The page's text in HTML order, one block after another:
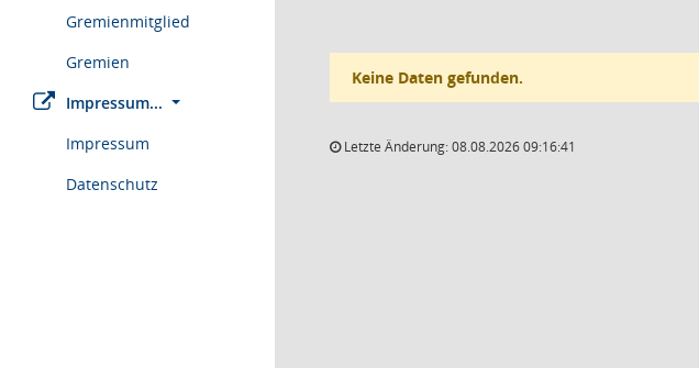
Gremienmitglied
Gremien
Impressum...
Impressum
Datenschutz
Keine Daten gefunden.
Letzte Änderung: 08.08.2026 09:16:41